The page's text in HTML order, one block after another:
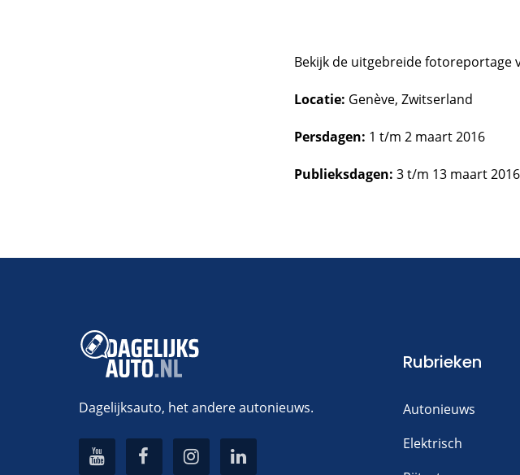
Bekijk de uitgebreide fotoreportage
Locatie: Genève, Zwitserland
Persdagen: 1 t/m 2 maart 2016
Publieksdagen: 3 t/m 13 maart 2016
Dagelijksauto, het andere autonieuws.
Rubrieken
Autonieuws
Elektrisch